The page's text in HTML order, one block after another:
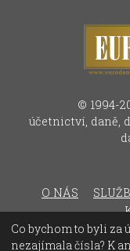
Co bychom to byli za
nezajímala čísla? K
© 1994-
účetnictví, daně,
O NÁS